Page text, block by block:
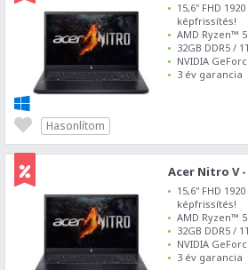
15,6" FHD
képfrissítés!
AMD Ryzen™
32GB DDR5 /
NVIDIA
3 év garancia
Hasonlítom
Acer Nitro V -
15,6" FHD
képfrissítés!
AMD Ryzen™
32GB DDR5 /
NVIDIA
3 év garancia